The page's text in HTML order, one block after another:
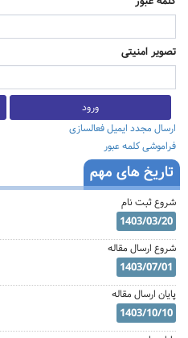
تصویر امنیتی
ارسال مجدد ایمیل فعالسازی
فراموشی کلمه عبور
تاریخ های مهم
شروع ثبت نام
1403/03/20
شروع ارسال مقاله
1403/07/01
پایان ارسال مقاله
1403/10/10